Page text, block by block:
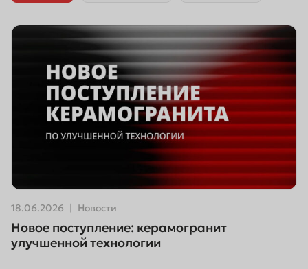
18.06.2026 Новости
Новое поступление: керамогранит
улучшенной технологии